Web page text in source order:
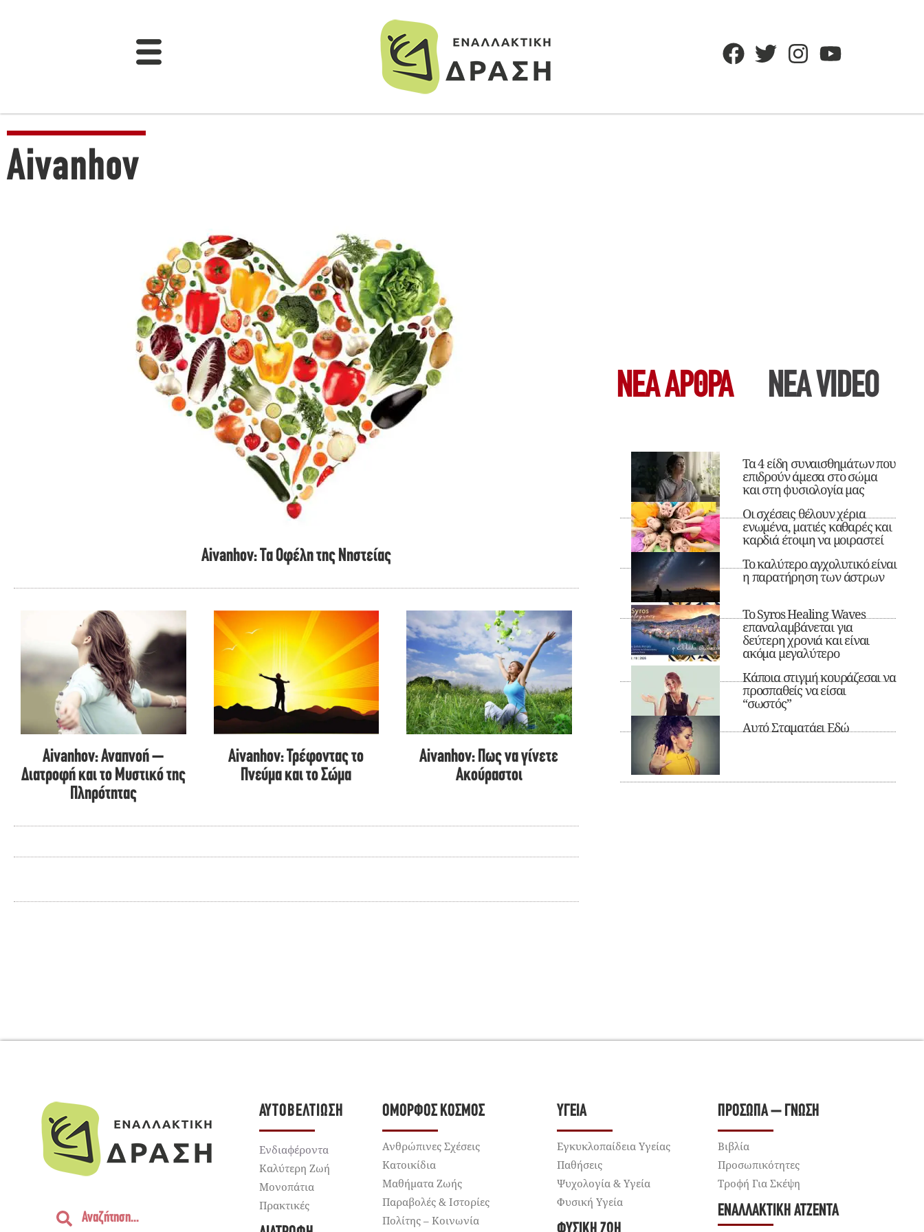
Aivanhov
Aivanhov: Τα Οφέλη της Νηστείας
Aivanhov: Αναπνοή –
Διατροφή και το Μυστικό της
Πληρότητας
Aivanhov: Τρέφοντας το
Πνεύμα και το Σώμα
Aivanhov: Πως να γίνετε
Ακούραστοι
ΝΕΑ ΆΡΘΡΑ ΝΕΑ VIDEO
Τα 4 είδη συναισθημάτων που
επιδρούν άμεσα στο σώμα
και στη φυσιολογία μας
Οι σχέσεις θέλουν χέρια
ενωμένα, ματιές καθαρές και
καρδιά έτοιμη να μοιραστεί
Το καλύτερο αγχολυτικό είναι
η παρατήρηση των άστρων
Το Syros Healing Waves
επαναλαμβάνεται για
δεύτερη χρονιά και είναι
ακόμα μεγαλύτερο
Κάποια στιγμή κουράζεσαι να
προσπαθείς να είσαι
“σωστός”
Αυτό Σταματάει Εδώ
ΑΥΤΟΒΕΛΤΊΩΣΗ
Ενδιαφέροντα
Καλύτερη Ζωή
Μονοπάτια
Πρακτικές
ΌΜΟΡΦΟΣ ΚΌΣΜΟΣ
Ανθρώπινες Σχέσεις
Κατοικίδια
Μαθήματα Ζωής
Παραβολές & Ιστορίες
Πολίτης – Κοινωνία
ΥΓΕΊΑ
Εγκυκλοπαίδεια Υγείας
Παθήσεις
Ψυχολογία & Υγεία
Φυσική Υγεία
ΠΡΌΣΩΠΑ – ΓΝΏΣΗ
Βιβλία
Προσωπικότητες
Τροφή Για Σκέψη
ΕΝΑΛΛΑΚΤΙΚΉ ΑΤΖΈΝΤΑ